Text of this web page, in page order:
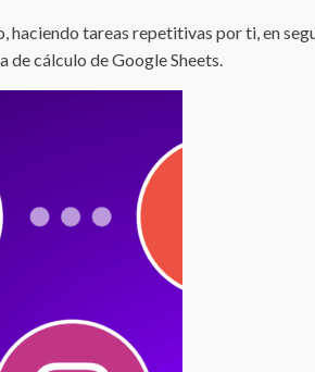
tareas repetitivas por ti, en
de cálculo de Google Sheets.